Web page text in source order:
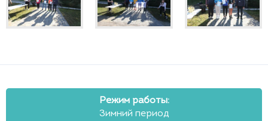
Режим работы:
Зимний период